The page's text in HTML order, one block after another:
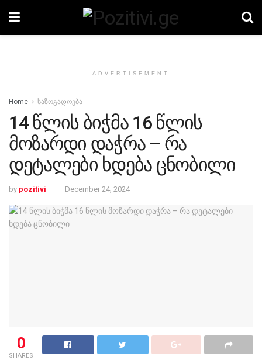
ADVERTISEMENT
Home საზოგადოება
14 წლის ბიჭმა 16 წლის
მოზარდი დაჭრა – რა
დეტალები ხდება ცნობილი
by pozitivi December 24, 2024
0
SHARES